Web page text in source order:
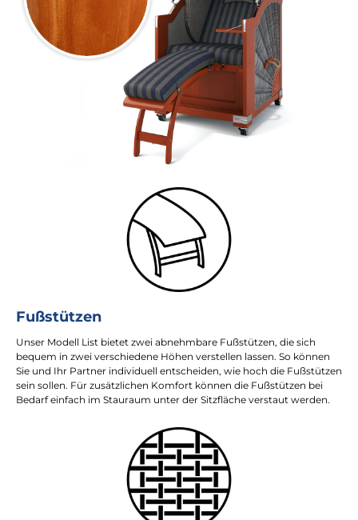
Fußstützen
Unser Modell List bietet zwei abnehmbare Fußstützen, die sich
bequem in zwei verschiedene Höhen verstellen lassen. So können
Sie und Ihr Partner individuell entscheiden, wie hoch die Fußstützen
sein sollen. Für zusätzlichen Komfort können die Fußstützen bei
Bedarf einfach im Stauraum unter der Sitzfläche verstaut werden.